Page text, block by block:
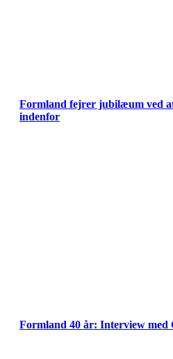
Formland fejrer jubilæum ved
indenfor
Formland 40 år: Interview med